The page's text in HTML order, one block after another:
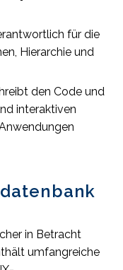
für die
Hierarchie und
den Code und
interaktiven
in Betracht
umfangreiche